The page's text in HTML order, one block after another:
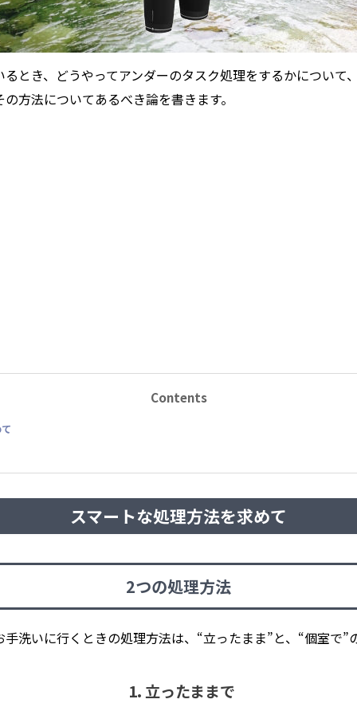
とき、どうやってアンダーのタスク処理をするかについて
方法についてあるべき論を書きます。
Contents
スマートな処理方法を求めて
2つの処理方法
洗いに行くときの処理方法は、“立ったまま”と、“個室で”
1. 立ったままで